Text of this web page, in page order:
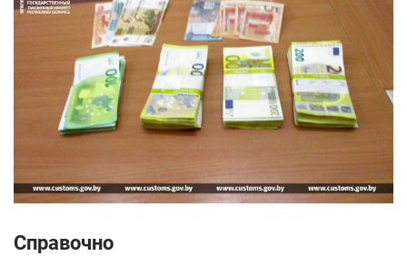
Справочно